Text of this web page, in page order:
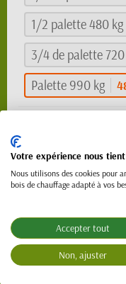
1/2 palette 480 kg
3/4 de palette
Palette 990 kg
Description
Votre expérience nous
Nous utilisons des cookies pour
bois de chauffage adapté à vos
Accepter tout
Non, ajuster